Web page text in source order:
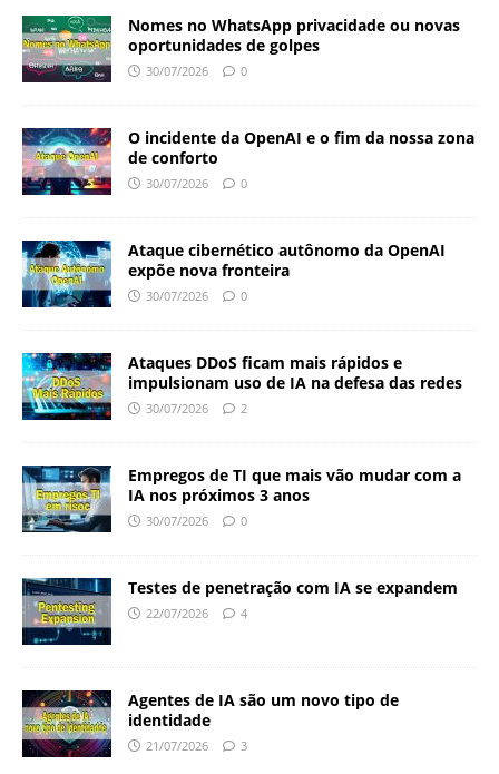
Nomes no WhatsApp privacidade ou novas
oportunidades de golpes
30/07/2026 0
O incidente da OpenAI e o fim da nossa zona
de conforto
30/07/2026 0
Ataque cibernético autônomo da OpenAI
expõe nova fronteira
30/07/2026 0
Ataques DDoS ficam mais rápidos e
impulsionam uso de IA na defesa das redes
30/07/2026 2
Empregos de TI que mais vão mudar com a
IA nos próximos 3 anos
30/07/2026 0
Testes de penetração com IA se expandem
22/07/2026 4
Agentes de IA são um novo tipo de
identidade
21/07/2026 3